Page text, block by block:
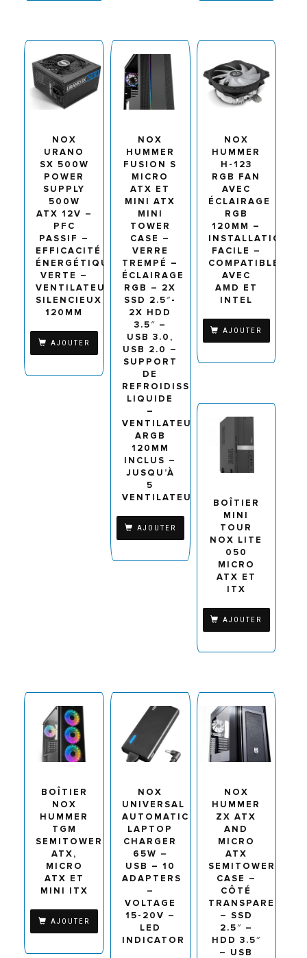
NOX
URANO
SX 500W
POWER
SUPPLY
500W
ATX 12V –
PFC
PASSIF –
EFFICACITÉ
ÉNERGÉTIQUE
VERTE –
VENTILATEUR
SILENCIEUX
120MM
AJOUTER
NOX
HUMMER
FUSION S
MICRO
ATX ET
MINI ATX
MINI
TOWER
CASE –
VERRE
TREMPÉ –
ÉCLAIRAGE
RGB – 2X
SSD 2.5″-
2X HDD
3.5″ –
USB 3.0,
USB 2.0 –
SUPPORT
DE
REFROIDISSEMENT
LIQUIDE
–
VENTILATEUR
ARGB
120MM
INCLUS –
JUSQU’À
5
VENTILATEURS
AJOUTER
NOX
HUMMER
H-123
RGB FAN
AVEC
ÉCLAIRAGE
RGB
120MM –
INSTALLATION
FACILE –
COMPATIBLE
AVEC
AMD ET
INTEL
AJOUTER
BOÎTIER
MINI
TOUR
NOX LITE
050
MICRO
ATX ET
ITX
AJOUTER
BOÎTIER
NOX
HUMMER
TGM
SEMITOWER
ATX,
MICRO
ATX ET
MINI ITX
AJOUTER
NOX
UNIVERSAL
AUTOMATIC
LAPTOP
CHARGER
65W –
USB – 10
ADAPTERS
–
VOLTAGE
15-20V –
LED
INDICATOR
NOX
HUMMER
ZX ATX
AND
MICRO
ATX
SEMITOWER
CASE –
CÔTÉ
TRANSPARENT
– SSD
2.5″ –
HDD 3.5″
– USB